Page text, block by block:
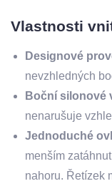
Vlastnosti
Designové
nevzhledných
Boční silonové
nenarušuje
Jednoduché
menším
nahoru. Řetízek